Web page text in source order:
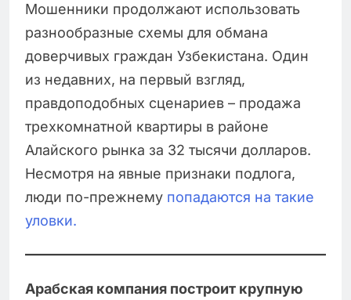
Мошенники продолжают использовать
разнообразные схемы для обмана
доверчивых граждан Узбекистана. Один
из недавних, на первый взгляд,
правдоподобных сценариев – продажа
трехкомнатной квартиры в районе
Алайского рынка за 32 тысячи долларов.
Несмотря на явные признаки подлога,
люди по-прежнему попадаются на такие
уловки.
Арабская компания построит крупную